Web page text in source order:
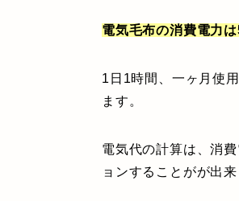
電気毛布の消費電力
1日1時間、一ヶ月使
ます。
電気代の計算は、消
ョンすることがが出来